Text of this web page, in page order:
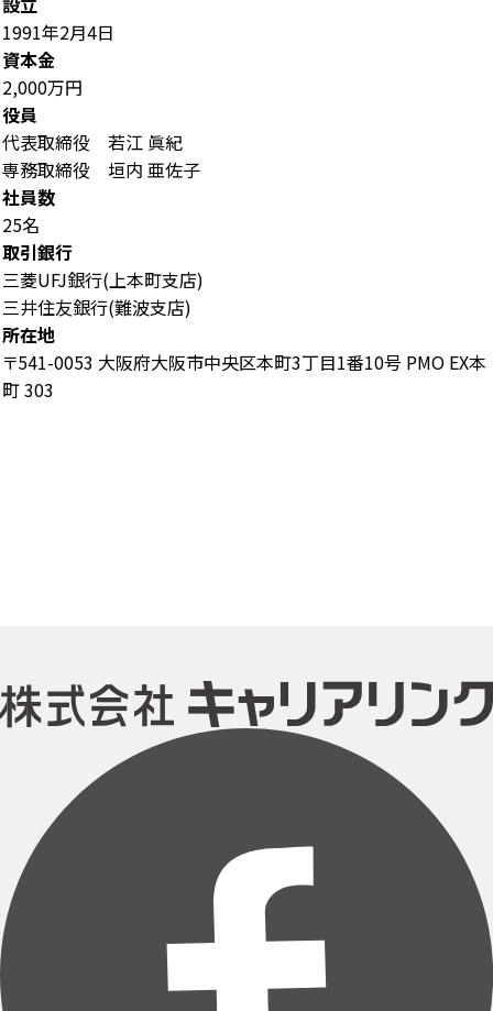
1991年2月4日
資本金
2,000万円
役員
代表取締役 若江 眞紀
専務取締役 垣内 亜佐子
社員数
25名
取引銀行
三菱UFJ銀行(上本町支店)
三井住友銀行(難波支店)
所在地
〒541-0053 大阪府大阪市中央区本町3丁目1番10号 PMO EX本
町 303